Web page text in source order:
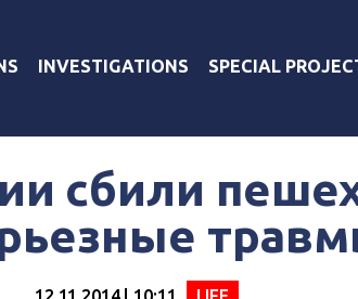
INVESTIGATIONS SPECIAL
сбили